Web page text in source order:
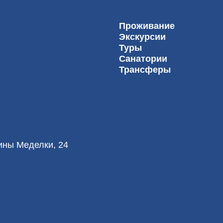
Меделки, 24
Проживание
Экскурсии
Туры
Санатории
Трансферы